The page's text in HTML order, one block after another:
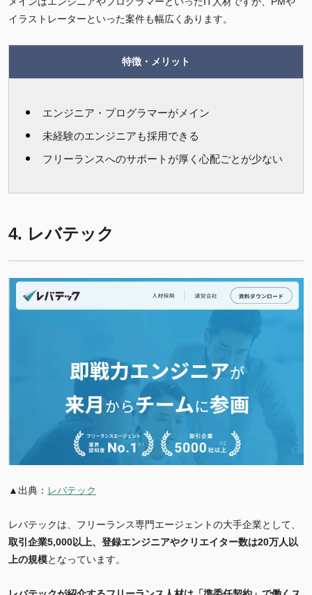
イラストレーターといった案件も幅広くあります。
特徴・メリット
エンジニア・プログラマーがメイン
未経験のエンジニアも採用できる
フリーランスへのサポートが厚く心配ごとが少ない
4. レバテック
▲出典： レバテック
レバテックは、フリーランス専門エージェントの大手企業として、
取引企業5,000以上、登録エンジニアやクリエイター数は20万人以
上の規模となっています。